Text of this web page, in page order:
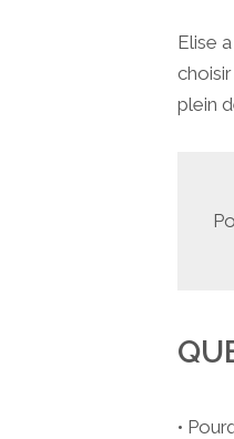
Elise
plein
•